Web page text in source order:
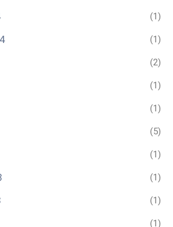
(1)
(1)
(2)
(1)
(1)
(5)
(1)
(1)
(1)
(1)